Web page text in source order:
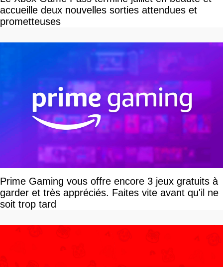
accueille deux nouvelles sorties attendues et
prometteuses
Prime Gaming vous offre encore 3 jeux gratuits à
garder et très appréciés. Faites vite avant qu'il ne
soit trop tard